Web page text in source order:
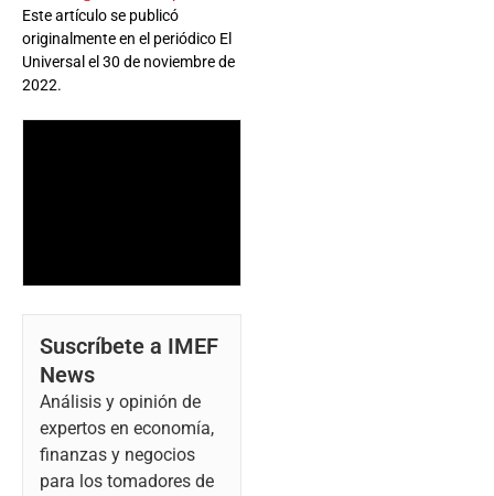
Este artículo se publicó
originalmente en el periódico El
Universal el 30 de noviembre de
2022.
Suscríbete a IMEF
News
Análisis y opinión de
expertos en economía,
finanzas y negocios
para los tomadores de